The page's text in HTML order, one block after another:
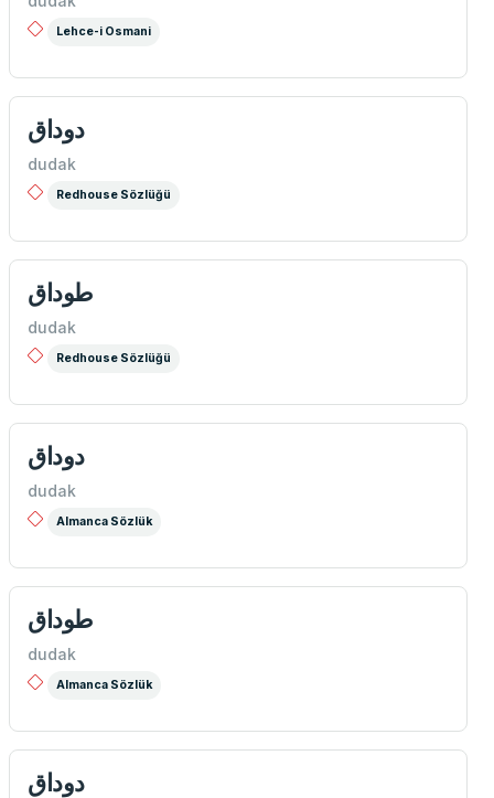
Lehce-i Osmani
دوداق
dudak
Redhouse Sözlüğü
طوداق
dudak
Redhouse Sözlüğü
دوداق
dudak
Almanca Sözlük
طوداق
dudak
Almanca Sözlük
دوداق